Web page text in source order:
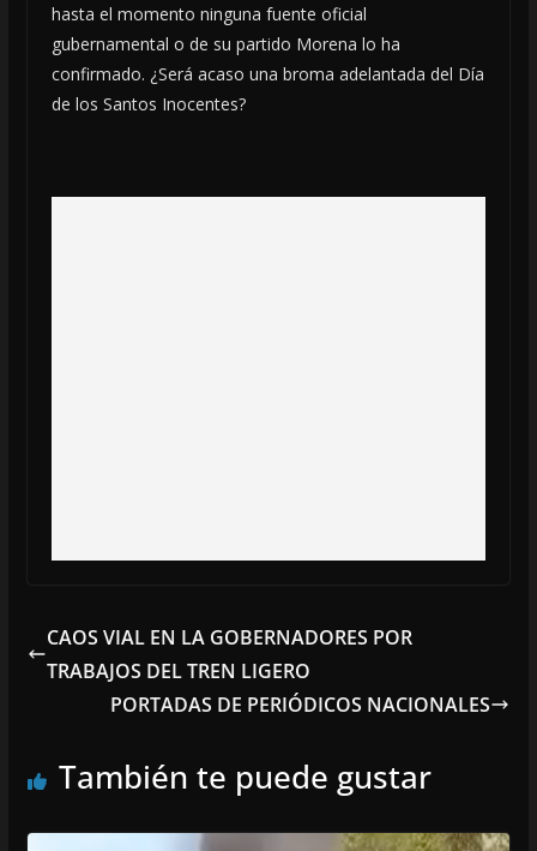
hasta el momento ninguna fuente oficial
gubernamental o de su partido Morena lo ha
confirmado. ¿Será acaso una broma adelantada del Día
de los Santos Inocentes?
CAOS VIAL EN LA GOBERNADORES POR
TRABAJOS DEL TREN LIGERO
PORTADAS DE PERIÓDICOS NACIONALES
También te puede gustar